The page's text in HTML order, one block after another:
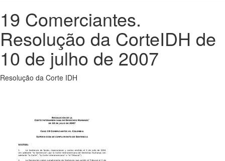
19 Comerciantes.
Resolução da CorteIDH de
10 de julho de 2007
Resolução da Corte IDH